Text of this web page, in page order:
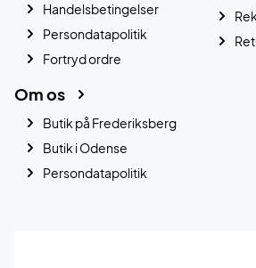
Handelsbetingelser
Persondatapolitik
Fortryd ordre
Om os
Butik på Frederiksberg
Butik i Odense
Persondatapolitik